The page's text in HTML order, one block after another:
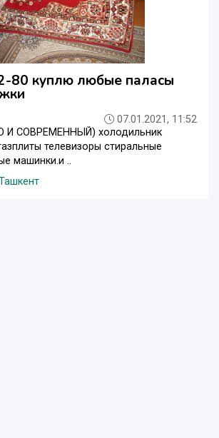
80 куплю любые паласы
07.01.2021, 11:52
И СОВРЕМЕННЫЙ) холодильник
телевизоры стиральные
машинки.и ..